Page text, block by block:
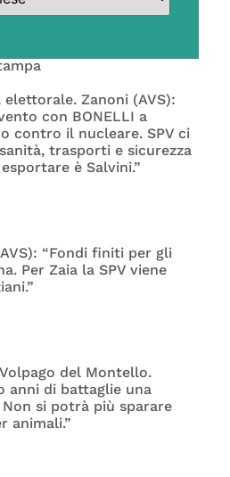
elettorale. Zanoni (AVS):
con BONELLI a
contro il nucleare. SPV ci
trasporti e sicurezza
è Salvini.”
“Fondi finiti per gli
Per Zaia la SPV viene
del Montello.
anni di battaglie una
si potrà più sparare
animali.”